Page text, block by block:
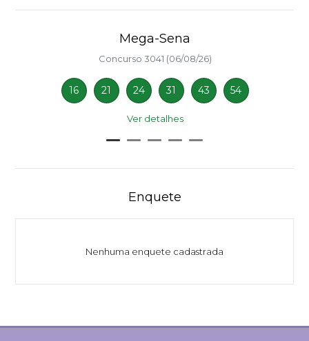
Mega-Sena
Concurso 3041 (06/08/26)
16 21 24 31 43 54
Ver detalhes
Enquete
Nenhuma enquete cadastrada